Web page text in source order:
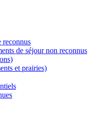
reconnus
de séjour non reconnus
et prairies)